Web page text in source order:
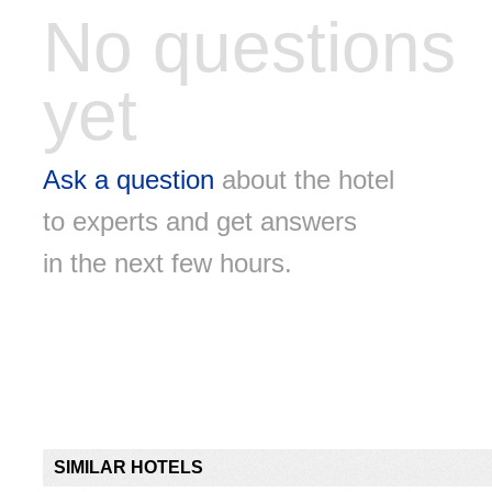
No questions
yet
Ask a question about the hotel
to experts and get answers
in the next few hours.
SIMILAR HOTELS